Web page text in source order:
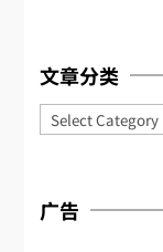
文章分类
Categories
广告